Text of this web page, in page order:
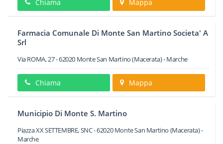
Chiama Mappa
Farmacia Comunale Di Monte San Martino Societa' A
Srl
Via ROMA, 27-62020 Monte San Martino(Macerata) -Marche
Chiama Mappa
Municipio Di Monte S. Martino
Piazza XX SETTEMBRE, SNC-62020 Monte San Martino (Macerata) -
Marche